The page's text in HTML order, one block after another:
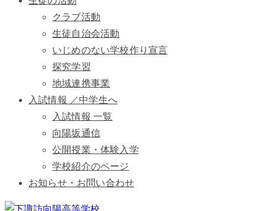
クラブ活動
生徒自治会活動
いじめのない学校作り宣言
探究学習
地域連携事業
入試情報 ／中学生へ
入試情報 一覧
向陽坂通信
公開授業・体験入学
学校紹介のページ
お知らせ・お問い合わせ